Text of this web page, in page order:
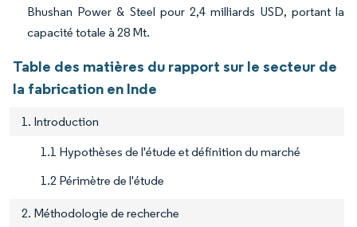
Bhushan Power & Steel pour 2,4 milliards USD, portant la
capacité totale à 28 Mt.
Table des matières du rapport sur le secteur de
la fabrication en Inde
1. Introduction
1.1 Hypothèses de l'étude et définition du marché
1.2 Périmètre de l'étude
2. Méthodologie de recherche